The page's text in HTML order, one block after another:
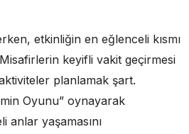
etkinliğin en eğlenceli kısmı
keyifli vakit geçirmesi
planlamak şart.
Oyunu” oynayarak
anlar yaşamasını